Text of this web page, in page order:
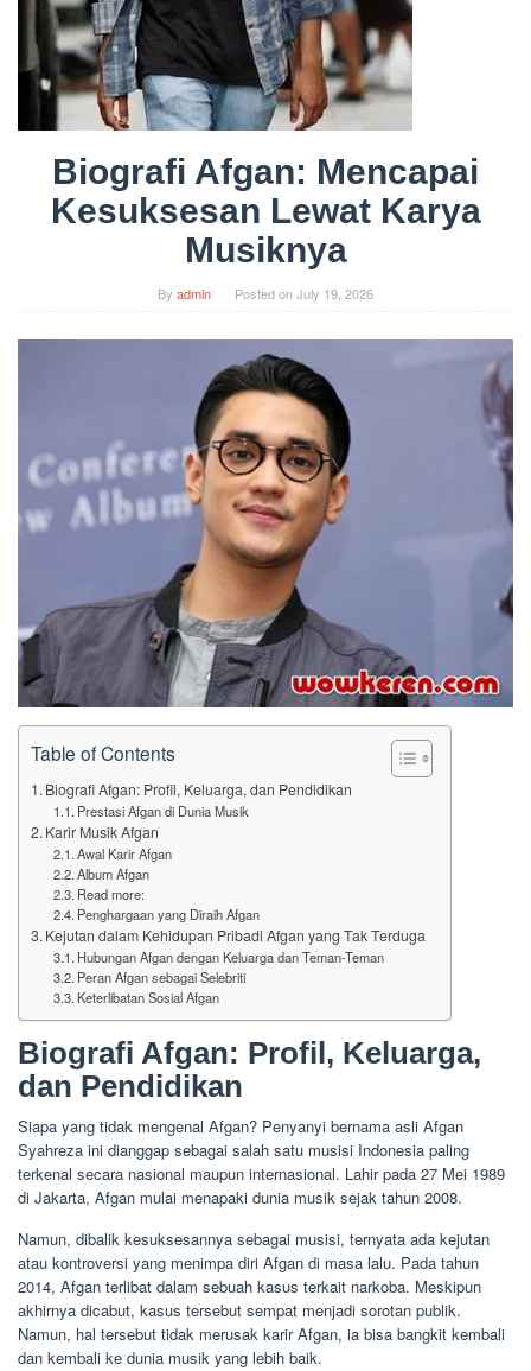
Biografi Afgan: Mencapai
Kesuksesan Lewat Karya
Musiknya
By admin Posted onJuly 19, 2026
Table of Contents
Biografi Afgan: Profil, Keluarga, dan Pendidikan
Prestasi Afgan di Dunia Musik
Karir Musik Afgan
Awal Karir Afgan
Album Afgan
Read more:
Penghargaan yang Diraih Afgan
Kejutan dalam Kehidupan Pribadi Afgan yang Tak Terduga
Hubungan Afgan dengan Keluarga dan Teman-Teman
Peran Afgan sebagai Selebriti
Keterlibatan Sosial Afgan
Biografi Afgan: Profil, Keluarga,
dan Pendidikan
Siapa yang tidak mengenal Afgan? Penyanyi bernama asli Afgan
Syahreza ini dianggap sebagai salah satu musisi Indonesia paling
terkenal secara nasional maupun internasional. Lahir pada 27 Mei 1989
di Jakarta, Afgan mulai menapaki dunia musik sejak tahun 2008.
Namun, dibalik kesuksesannya sebagai musisi, ternyata ada kejutan
atau kontroversi yang menimpa diri Afgan di masa lalu. Pada tahun
2014, Afgan terlibat dalam sebuah kasus terkait narkoba. Meskipun
akhirnya dicabut, kasus tersebut sempat menjadi sorotan publik.
Namun, hal tersebut tidak merusak karir Afgan, ia bisa bangkit kembali
dan kembali ke dunia musik yang lebih baik.